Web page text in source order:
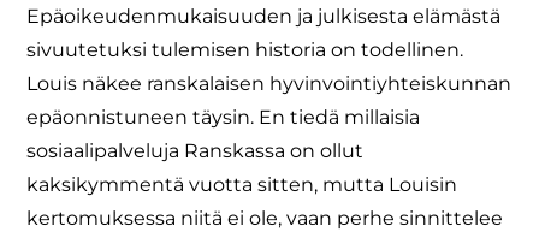
Epäoikeudenmukaisuuden ja julkisesta elämästä
sivuutetuksi tulemisen historia on todellinen.
Louis näkee ranskalaisen hyvinvointiyhteiskunnan
epäonnistuneen täysin. En tiedä millaisia
sosiaalipalveluja Ranskassa on ollut
kaksikymmentä vuotta sitten, mutta Louisin
kertomuksessa niitä ei ole, vaan perhe sinnittelee